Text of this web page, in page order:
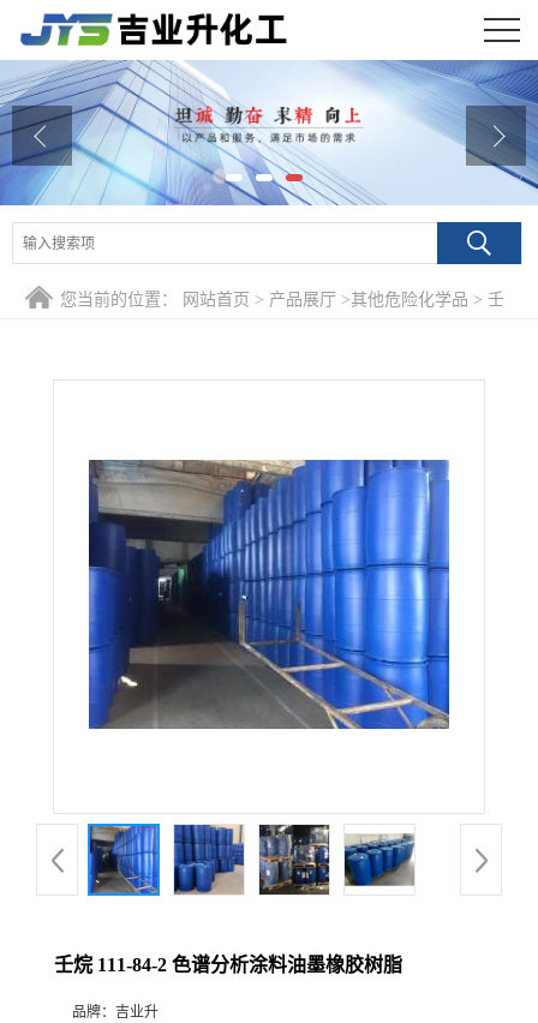
公司首页
公司介绍
公司动态
产品展厅
证书荣誉
您当前的位置： 网站首页 > 产品展厅 >其他危险化学品 > 壬
壬烷 111-84-2 色谱分析涂料油墨橡胶树脂
品牌： 吉业升